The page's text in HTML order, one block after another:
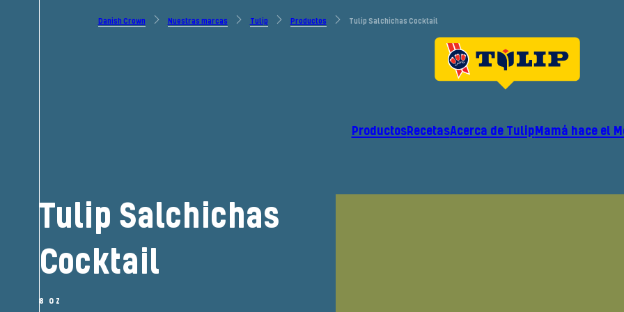
Danish Crown Nuestras marcas Tulip Productos Tulip Salchichas Cocktail
ProductosRecetasAcerca de TulipMamá hace el
Tulip Salchichas
Cocktail
8 OZ